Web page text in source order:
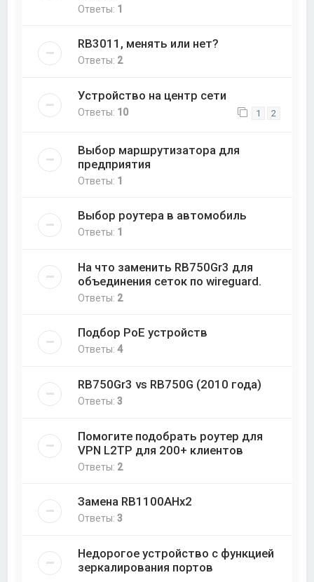
Ответы: 1
RB3011, менять или нет?
Ответы: 2
Устройство на центр сети
Ответы: 10 1 2
Выбор маршрутизатора для
предприятия
Ответы: 1
Выбор роутера в автомобиль
Ответы: 1
На что заменить RB750Gr3 для
объединения сеток по wireguard.
Ответы: 2
Подбор PoE устройств
Ответы:4
RB750Gr3 vs RB750G (2010 года)
Ответы:3
Помогите подобрать роутер для
VPN L2TP для 200+ клиентов
Ответы: 2
Замена RB1100AHx2
Ответы:3
Недорогое устройство с функцией
зеркалирования портов